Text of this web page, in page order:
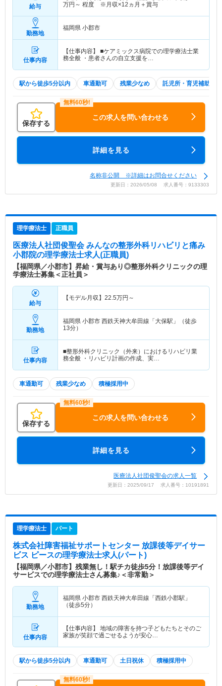
給与
万円～ 程度 ※月収×12ヵ月＋賞与
勤務地
福岡県 小郡市
仕事内容
【仕事内容】 ■ケアミックス病院での理学療法士業
務全般 ・患者さんの自立支援を…
駅から徒歩5分以内 車通勤可 残業少なめ 託児所・育児補助
保存する
この求人を問い合わせる
詳細を見る
名称非公開 ※詳細はお問合せください
更新日：2026/05/08 求人番号：9133303
理学療法士 正職員
医療法人社団俊聖会 みんなの整形外科リハビリと痛み
小郡院の理学療法士求人(正職員)
【福岡県／小郡市】昇給・賞与あり◎整形外科クリニックの理
学療法士募集＜正社員＞
給与
【モデル月収】 22.5万円～
勤務地
福岡県 小郡市 西鉄天神大牟田線「大保駅」（徒歩
13分）
仕事内容
■整形外科クリニック（外来）におけるリハビリ業
務全般 ・リハビリ計画の作成、実…
車通勤可 残業少なめ 積極採用中
保存する
この求人を問い合わせる
詳細を見る
医療法人社団俊聖会の求人一覧
更新日：2025/09/17 求人番号：10191891
理学療法士 パート
株式会社障害福祉サポートセンター 放課後等デイサー
ビス ピースの理学療法士求人(パート)
【福岡県／小郡市】残業無し！駅チカ徒歩5分！放課後等デイ
サービスでの理学療法士さん募集♪＜非常勤＞
勤務地
福岡県 小郡市 西鉄天神大牟田線「西鉄小郡駅」
（徒歩5分）
仕事内容
【仕事内容】 地域の障害を持つ子どもたちとそのご
家族が笑顔で過ごせるようが安心…
駅から徒歩5分以内 車通勤可 土日祝休 積極採用中